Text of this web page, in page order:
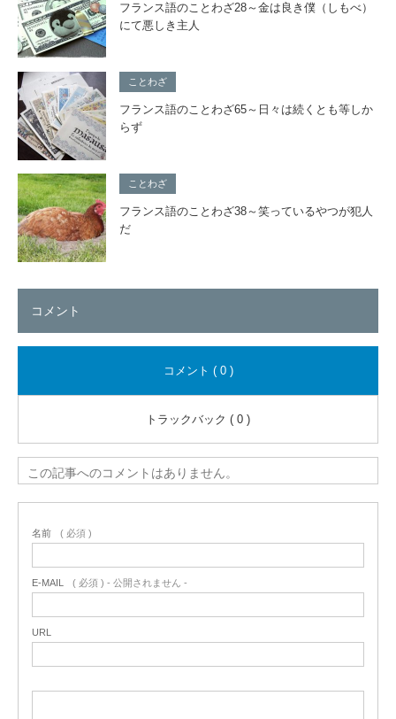
フランス語のことわざ28～金は良き僕（しもべ）
にて悪しき主人
ことわざ
フランス語のことわざ65～日々は続くとも等しか
らず
ことわざ
フランス語のことわざ38～笑っているやつが犯人
だ
コメント
コメント ( 0 )
トラックバック ( 0 )
この記事へのコメントはありません。
名前 ( 必須 )
E-MAIL ( 必須 ) - 公開されません -
URL